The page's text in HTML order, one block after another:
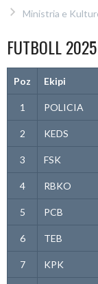
Ministria e
FUTBOLL 2025
Poz Ekipi
1 POLICIA
2 KEDS
3 FSK
4 RBKO
5 PCB
6 TEB
7 KPK